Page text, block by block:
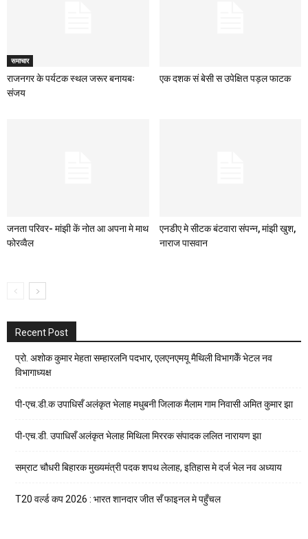
समाचार
राजनगर के पर्यटक स्थल जरूर बनायबः
संजय
एक दशक सं बेसी स उपेक्षित पड़ल फाटक
जनता परिवर- मांझी कें नोत आ अपना मे माथ
फोरव्वैल
एनडीए मे सीटक बंटवारा संपन्न, मांझी खुश,
नाराज पासवान
Recent Post
प्रो. अशोक कुमार मेहता सम्हारलनि पदभार, एलएनएमयू मैथिली विभागकेँ भेटल नव
विभागाध्यक्ष
पी-एच.डी.क उपाधिसँ अलंकृत भेलाह मधुबनी जिलाक मैलाम गाम निवासी अमित कुमार झा
पी-एच.डी. उपाधिसँ अलंकृत भेलाह मिथिला मिररक संपादक ललित नारायण झा
सम्राट चौधरी बिहारक मुख्यमंत्री पदक शपथ लेलाह, इतिहास मे दर्ज भेल नव अध्याय
T20 वर्ल्ड कप 2026 : भारत शानदार जीत सँ फाइनल मे पहुँचल